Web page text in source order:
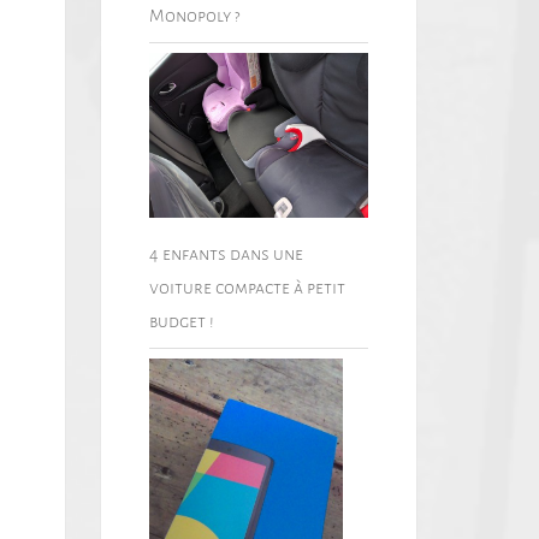
Monopoly ?
4 enfants dans une
voiture compacte à petit
budget !